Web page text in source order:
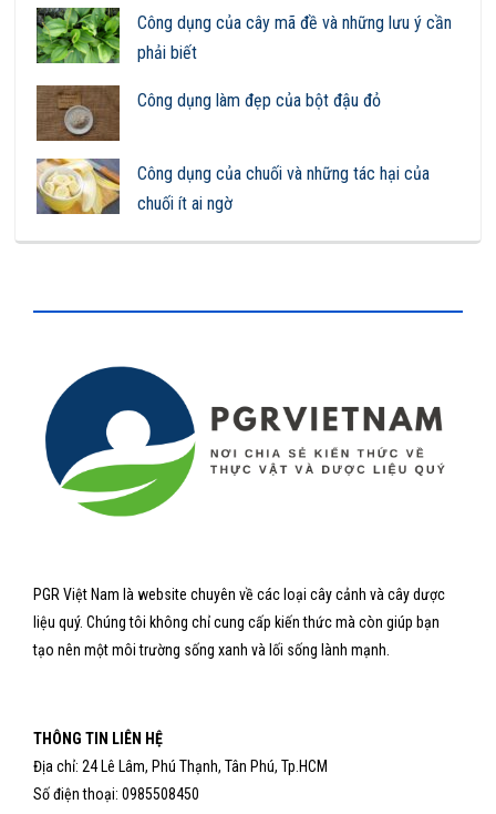
Công dụng của cây mã đề và những lưu ý cần
phải biết
Công dụng làm đẹp của bột đậu đỏ
Công dụng của chuối và những tác hại của
chuối ít ai ngờ
PGR Việt Nam là website chuyên về các loại cây cảnh và cây dược
liệu quý. Chúng tôi không chỉ cung cấp kiến thức mà còn giúp bạn
tạo nên một môi trường sống xanh và lối sống lành mạnh.
THÔNG TIN LIÊN HỆ
Địa chỉ: 24 Lê Lâm, Phú Thạnh, Tân Phú, Tp.HCM
Số điện thoại: 0985508450